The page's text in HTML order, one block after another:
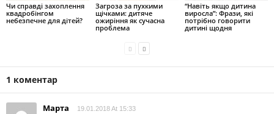
Чи справді захоплення
квадробінгом
небезпечне для дітей?
Загроза за пухкими
щічками: дитяче
ожиріння як сучасна
проблема
“Навіть якщо дитина
виросла”: Фрази, які
потрібно говорити
дитині щодня
1 коментар
Марта 19.01.2018 At 15:33